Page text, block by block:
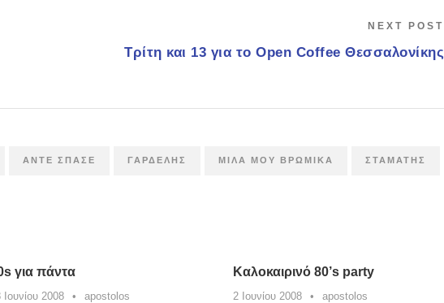
NEXT POST
Τρίτη και 13 για το Open Coffee Θεσσαλονίκης
ΆΝΤΕ ΣΠΆΣΕ ΓΑΡΔΈΛΗΣ ΜΊΛΑ ΜΟΥ ΒΡΏΜΙΚΑ ΣΤΑΜΆΤΗΣ
για πάντα
Ιουνίου 2008 • apostolos
Καλοκαιρινό 80’s party
2 Ιουνίου 2008 • apostolos